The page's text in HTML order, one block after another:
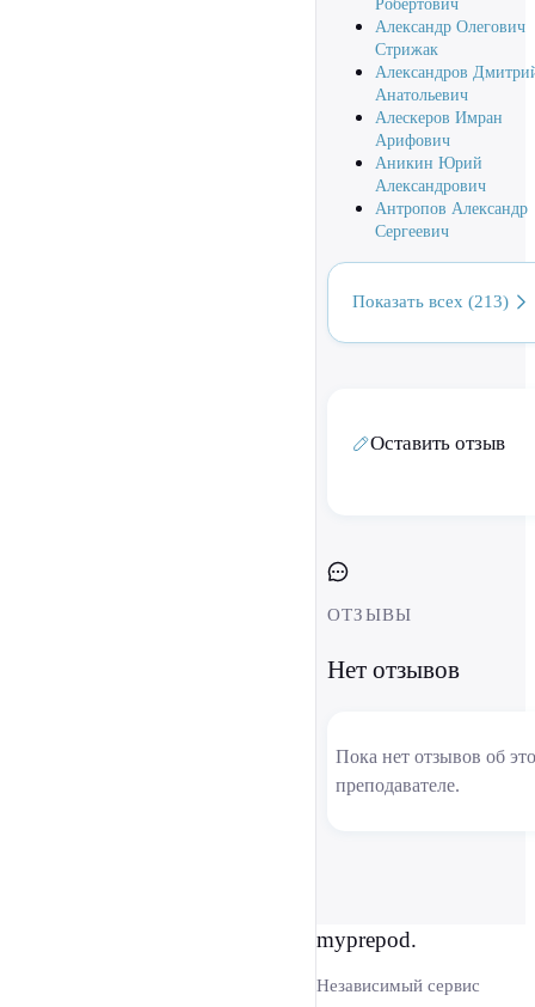
Робертович
Александр Олегович
Стрижак
Александров
Анатольевич
Алескеров Имран
Арифович
Аникин Юрий
Александрович
Антропов Александр
Сергеевич
Показать всех (213)
Оставить отзыв
ОТЗЫВЫ
Нет отзывов
Пока нет отзывов об
преподавателе.
myprepod.
Независимый сервис